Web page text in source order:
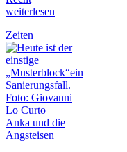
weiterlesen
Zeiten
Anka und die
Angsteisen